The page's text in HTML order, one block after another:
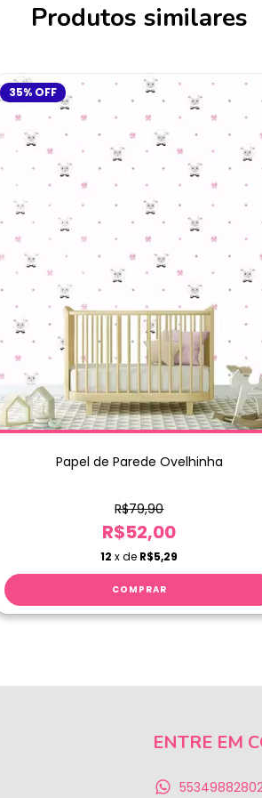
Produtos similares
35% OFF
Papel de Parede Ovelhinha
R$79,90
R$52,00
12 x de R$5,29
ENTRE EM